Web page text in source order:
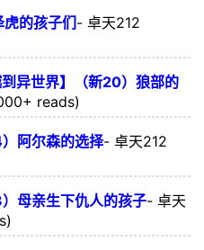
虎的孩子们- 卓天212
到异世界】（新20）狼部的
reads)
阿尔森的选择- 卓天212
母亲生下仇人的孩子- 卓天